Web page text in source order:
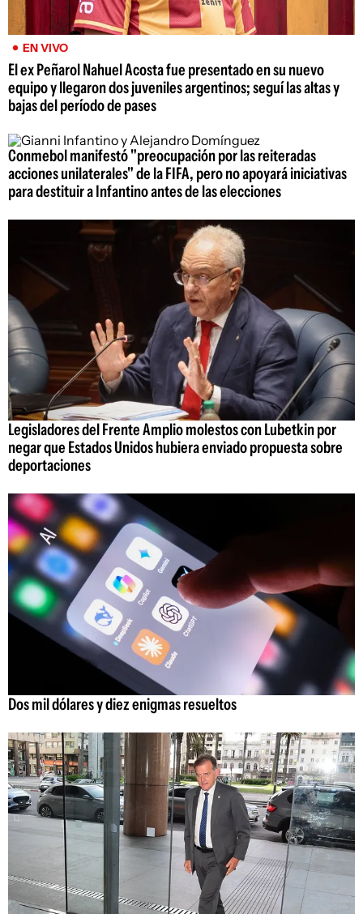
EN VIVO
El ex Peñarol Nahuel Acosta fue presentado en su nuevo
equipo y llegaron dos juveniles argentinos; seguí las altas y
bajas del período de pases
Conmebol manifestó "preocupación por las reiteradas
acciones unilaterales" de la FIFA, pero no apoyará iniciativas
para destituir a Infantino antes de las elecciones
Legisladores del Frente Amplio molestos con Lubetkin por
negar que Estados Unidos hubiera enviado propuesta sobre
deportaciones
Dos mil dólares y diez enigmas resueltos